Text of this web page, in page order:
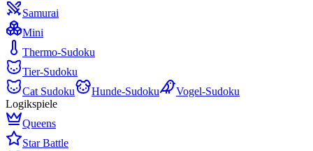
Samurai
Mini
Thermo-Sudoku
Tier-Sudoku
Cat Sudoku
Hunde-Sudoku
Vogel-Sudoku
Logikspiele
Queens
Star Battle